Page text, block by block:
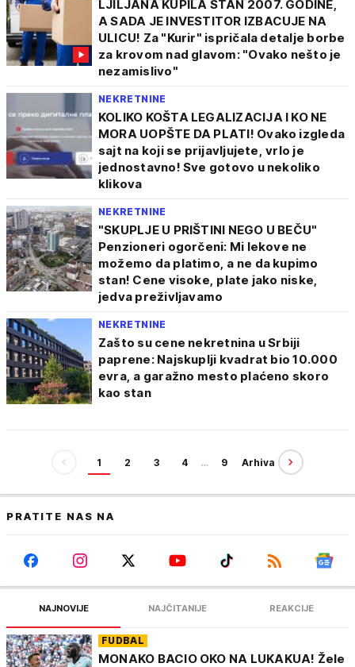
LJILJANA KUPILA STAN 2007. GODINE,
A SADA JE INVESTITOR IZBACUJE NA
ULICU! Za "Kurir" ispričala detalje borbe
za krovom nad glavom: "Ovako nešto je
nezamislivo"
NEKRETNINE
KOLIKO KOŠTA LEGALIZACIJA I KO NE
MORA UOPŠTE DA PLATI! Ovako izgleda
sajt na koji se prijavljujete, vrlo je
jednostavno! Sve gotovo u nekoliko
klikova
NEKRETNINE
"SKUPLJE U PRIŠTINI NEGO U BEČU"
Penzioneri ogorčeni: Mi lekove ne
možemo da platimo, a ne da kupimo
stan! Cene visoke, plate jako niske,
jedva preživljavamo
NEKRETNINE
Zašto su cene nekretnina u Srbiji
paprene: Najskuplji kvadrat bio 10.000
evra, a garažno mesto plaćeno skoro
kao stan
1 2 3 4 … 9 Arhiva
PRATITE NAS NA
NAJNOVIJE NAJČITANIJE REAKCIJE
FUDBAL
MONAKO BACIO OKO NA LUKAKUA! Žele